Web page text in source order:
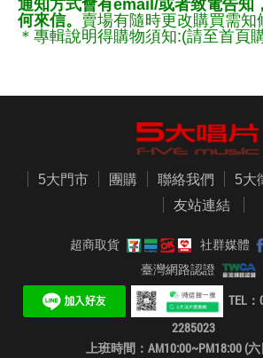
通知方式會有email/或者致電告知
何來信。 賣場有隨時更改購買需知
＊專輯說明得購物須知:(請至首頁
5大門市 團購 聯絡我們 5大
友站連結
超商取貨
社群媒體
臺灣網路認證
TEL
2285023
上班時間：AM10:00~PM18:00 (